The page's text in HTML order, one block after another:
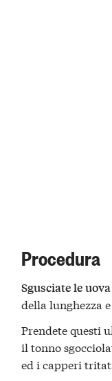
Procedura
Sgusciate le
della lunghezza
Prendete questi
il tonno
ed i capperi